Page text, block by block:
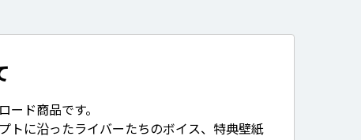
ード商品です。
トに沿ったライバーたちのボイス、特典壁紙